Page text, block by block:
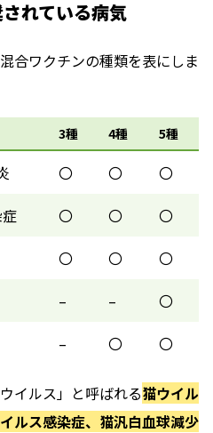
れている病気
合ワクチンの種類を表にしま
3種 4種 5種
〇 〇
〇
〇 〇
〇
〇 〇
〇
– –
〇
– 〇 〇
イルス」と呼ばれる猫ウイル
ルス感染症、猫汎白血球減少